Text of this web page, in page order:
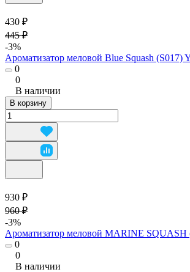
430 ₽
445 ₽
-3%
Ароматизатор меловой Blue Squash (S017)
0
0
В наличии
В корзину
930 ₽
960 ₽
-3%
Ароматизатор меловой MARINE
0
0
В наличии